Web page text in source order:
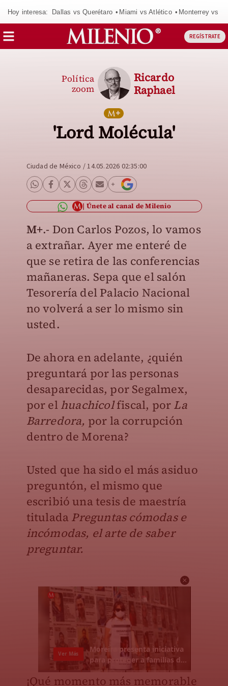
Hoy interesa: Dallas vs Querétaro Miami vs Atlético Monterrey vs
REGÍSTRATE
'Lord Molécula'
Política
zoom
Ricardo
Raphael
Ciudad de México /14.05.2026 02:35:00
Únete al canal de Milenio
M+.- Don Carlos Pozos, lo vamos
a extrañar. Ayer me enteré de
que se retira de las conferencias
mañaneras. Sepa que el salón
Tesorería del Palacio Nacional
no volverá a ser lo mismo sin
usted.
De ahora en adelante, ¿quién
preguntará por las personas
desaparecidas, por Segalmex,
por el huachicolfiscal, por La
Barredora, por la corrupción
dentro de Morena?
Usted que ha sido el más asiduo
preguntón, el mismo que
escribió una tesis de maestría
titulada Preguntas cómodas e
incómodas, el arte de saber
preguntar.
¡Qué momento más memorable